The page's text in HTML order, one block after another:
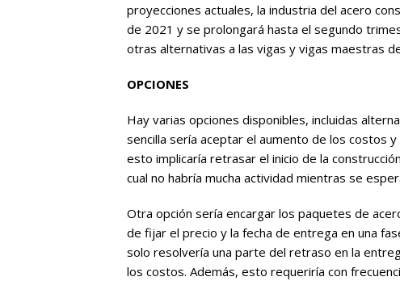
proyecciones actuales, la industria del acero
de 2021 y se prolongará hasta el segundo
otras alternativas a las vigas y vigas maestras
OPCIONES
Hay varias opciones disponibles, incluidas
sencilla sería aceptar el aumento de los costos
esto implicaría retrasar el inicio de la
cual no habría mucha actividad mientras se
Otra opción sería encargar los paquetes de
de fijar el precio y la fecha de entrega en una
solo resolvería una parte del retraso en la
los costos. Además, esto requeriría con